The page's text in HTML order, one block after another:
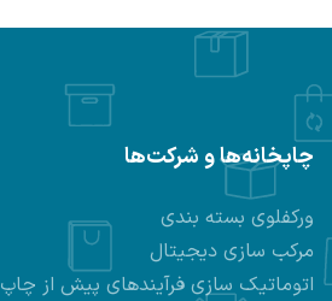
چاپخانه‌ها و شرکت‌ها
ورکفلوی بسته بندی
مرکب سازی دیجیتال
اتوماتیک سازی فرآیندهای پیش از چاپ